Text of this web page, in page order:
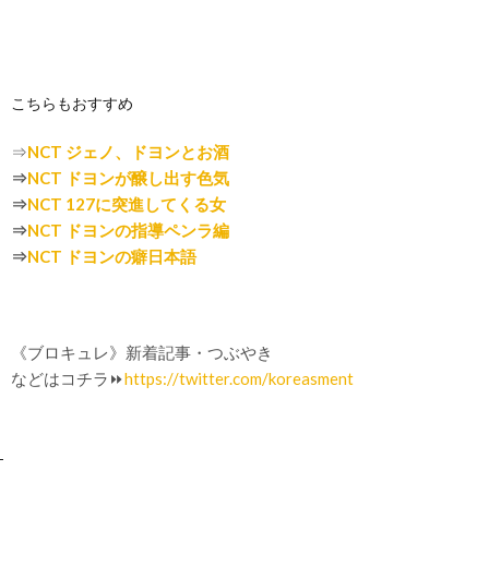
こちらもおすすめ
⇒NCT ジェノ、ドヨンとお酒
⇒NCT ドヨンが醸し出す色気
⇒NCT 127に突進してくる女
⇒NCT ドヨンの指導ペンラ編
⇒NCT ドヨンの癖日本語
《ブロキュレ》新着記事・つぶやき
などはコチラ⏩https://twitter.com/koreasment